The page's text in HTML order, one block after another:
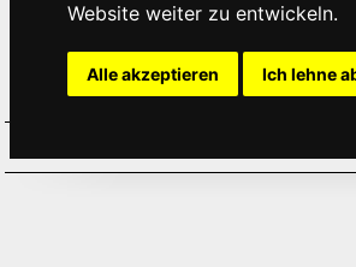
Website weiter zu entwickeln.
Alle akzeptieren Ich lehne